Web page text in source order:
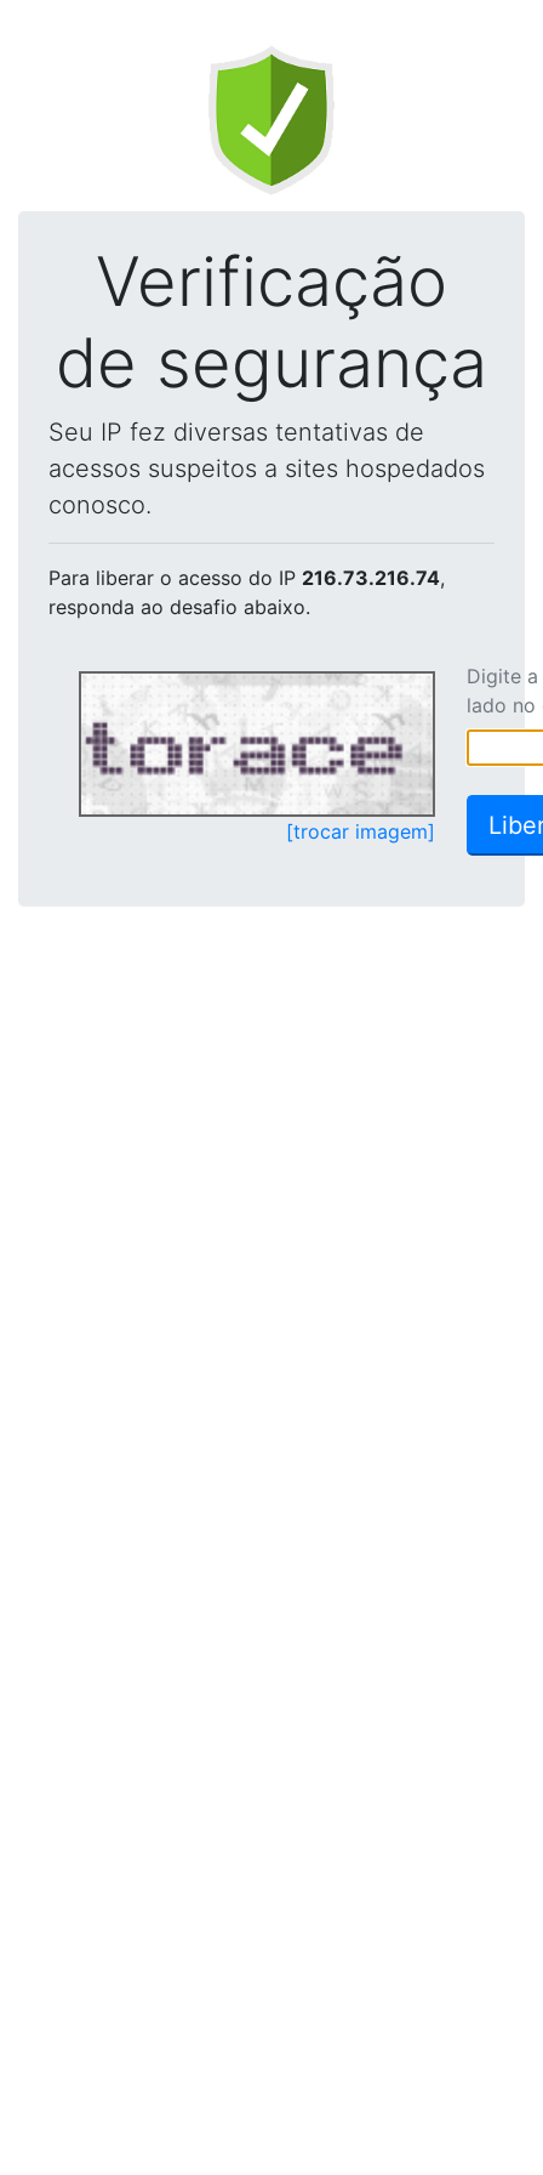
Verificação
de segurança
Seu IP fez diversas tentativas de
acessos suspeitos a sites hospedados
conosco.
Para liberar o acesso do IP 216.73.216.74,
responda ao desafio abaixo.
[trocar imagem]
Digite
lado no